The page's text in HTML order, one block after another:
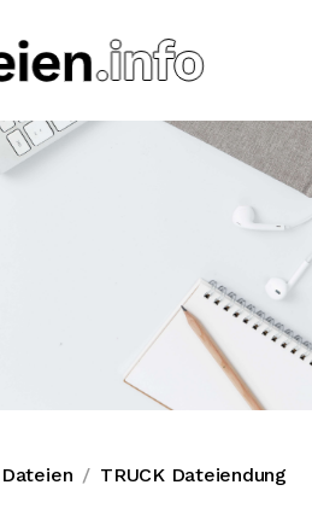
TRUCK Dateiendung